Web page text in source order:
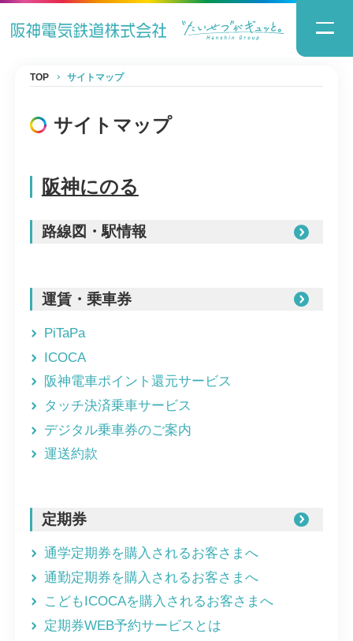
TOP サイトマップ
サイトマップ
阪神にのる
路線図・駅情報
運賃・乗車券
PiTaPa
ICOCA
阪神電車ポイント還元サービス
タッチ決済乗車サービス
デジタル乗車券のご案内
運送約款
定期券
通学定期券を購入されるお客さまへ
通勤定期券を購入されるお客さまへ
こどもICOCAを購入されるお客さまへ
定期券WEB予約サービスとは